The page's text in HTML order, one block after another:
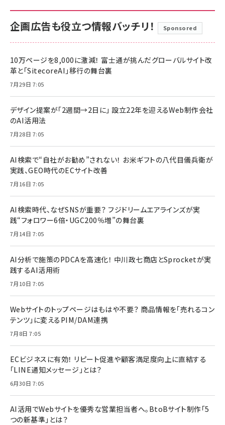
企画広告も役立つ情報バッチリ！ Sponsored
10万ページを8,000に激減！ 富士通が挑んだグローバルサイト改
革と「SitecoreAI」移行の舞台裏
7月29日 7:05
デザイン提案が「2週間→2日に」 設立22年を迎えるWeb制作会社
のAI活用法
7月28日 7:05
AI検索で“自社がお勧め”されない！ お米ギフトの八代目儀兵衛が
実践、GEO時代のECサイト改善
7月16日 7:05
AI検索時代、なぜSNSが重要？ フジドリームエアラインズが実
践“フォロワー6倍・UGC200％増”の舞台裏
7月14日 7:05
AI分析で施策のPDCAを高速化！ 中川政七商店とSprocketが実
践するAI活用術
7月10日 7:05
Webサイトのトップページはもはや不要？ 商品情報を「売れるコン
テンツ」に変えるPIM/DAM連携
7月8日 7:05
ECビジネスに有効！ リピート促進や顧客満足度向上に直結する
「LINE通知メッセージ」とは？
6月30日 7:05
AI活用でWebサイトを優秀な営業担当者へ。BtoBサイト制作「5
つの新基準」とは？